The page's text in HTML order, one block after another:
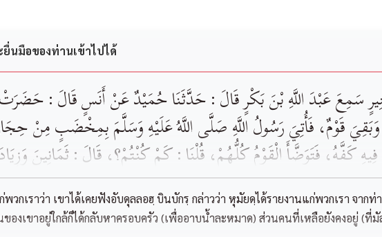
นมือของท่านเข้าไปได้
‏سَمِعَ ‏عَبْدَ اللَّهِ بْنَ بَكْرٍ ‏‏قَالَ : حَدَّثَنَا ‏‏حُمَيْدٌ ‏‏عَنْ ‏‏أَنَسٍ ‏‏قَالَ :
وَبَقِيَ قَوْمٌ، فَأُتِيَ رَسُولُ اللَّهِ ‏‏صَلَّى اللَّهُ عَلَيْهِ وَسَلَّمَ ‏‏بِمِخْضَبٍ ‏مِنْ
كَفَّهُ، ‏فَتَوَضَّأَ الْقَوْمُ كُلُّهُمْ، قُلْنَا : كَمْ كُنْتُمْ؟، قَالَ : ثَمَانِينَ
วกเราว่า เขาได้เคยฟังอับดุลลอฮฺ บินบักรฺ กล่าวว่า หุมัยดฺได้รายงานแก่พวกเรา จากท่
องเขาอยู่ใกล้ก็ได้กลับหาครอบครัว (เพื่ออาบน้ำละหมาด) ส่วนคนที่เหลือยังคงอยู่ (ที่